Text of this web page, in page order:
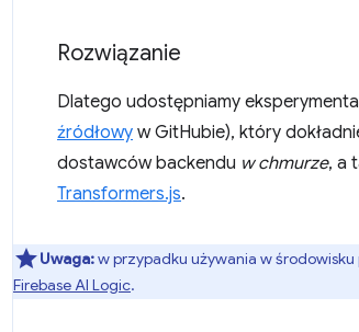
Rozwiązanie
Dlatego udostępniamy
źródłowy w GitHubie), który
dostawców backendu w chmurze, a
Transformers.js.
Uwaga:w przypadku używania w
Firebase AI Logic.